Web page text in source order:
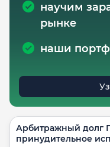
научим
рынке
наши
Арбитражный долг
принудительное